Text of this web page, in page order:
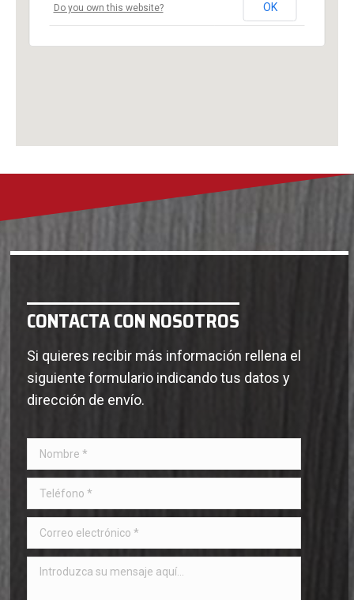
Do you own this website? OK
CONTACTA CON NOSOTROS
Si quieres recibir más información rellena el
siguiente formulario indicando tus datos y
dirección de envío.